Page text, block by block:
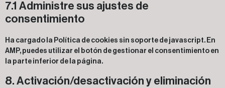
7.1 Administre sus ajustes de
consentimiento
Ha cargado la Política de cookies sin soporte de javascript. En
AMP, puedes utilizar el botón de gestionar el consentimiento en
la parte inferior de la página.
8. Activación/desactivación y eliminación